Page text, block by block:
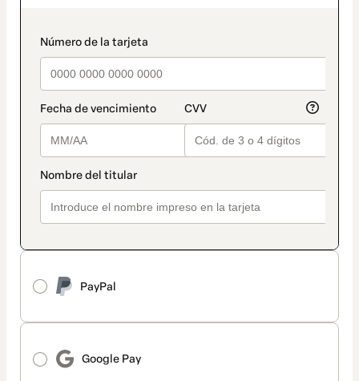
payment_data.section_title_v2
PayPal
Google Pay
seleccionado
Tarjeta